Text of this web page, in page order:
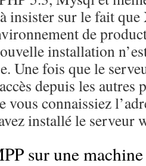
insister sur le fait
de
installation
Une fois que le
depuis les autres
connaissiez
installé le serveur
sur une